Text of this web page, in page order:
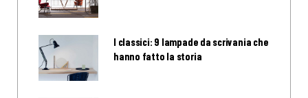
I classici: 9 lampade da scrivania che
hanno fatto la storia